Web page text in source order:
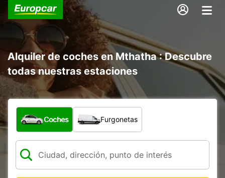
Alquiler de coches en Mthatha : Descubre
todas nuestras estaciones
¿Qué tipo de vehículo?
Coches Furgonetas